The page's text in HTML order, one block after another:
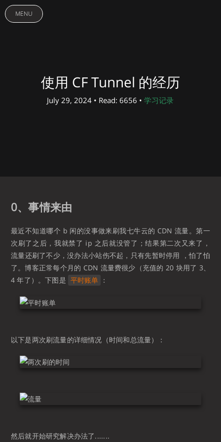
MENU
使用 CF Tunnel 的经历
July 29, 2024 • Read: 6656 • 学习记录
0、事情来由
最近不知道哪个 b 闲的没事做来刷我七牛云的 CDN 流量。第一
次刷了之后，我就禁了 ip 之后就没管了；结果第二次又来了，
流量还刷了不少，没办法小站伤不起，只有先暂时停用 ，怕了怕
了。博客正常每个月的 CDN 流量费很少（充值的 20 块用了 3、
4 年了）。下图是
平时账单 ：
以下是两次刷流量的详细情况（时间和总流量）：
然后就开始研究解决办法了.......